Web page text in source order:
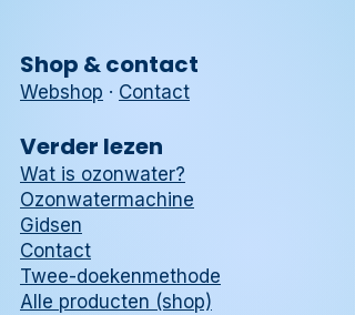
Shop & contact
Webshop · Contact
Verder lezen
Wat is ozonwater?
Ozonwatermachine
Gidsen
Contact
Twee-doekenmethode
Alle producten (shop)